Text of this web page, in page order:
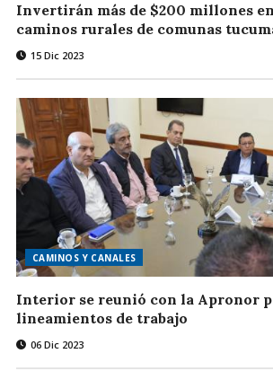
Invertirán más de $200 millones
caminos rurales de comunas
15 Dic 2023
CAMINOS Y CANALES
Interior se reunió con la Apronor
lineamientos de trabajo
06 Dic 2023